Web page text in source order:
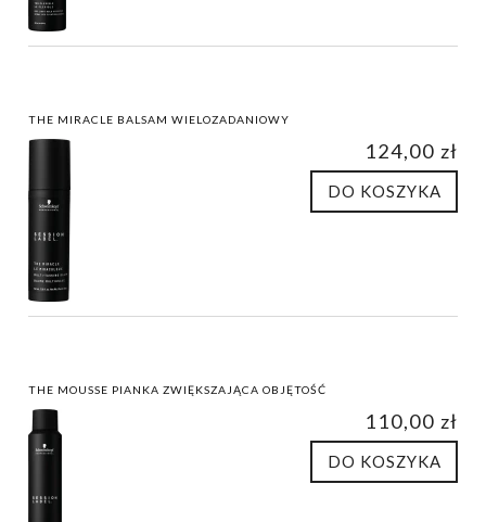
THE MIRACLE BALSAM WIELOZADANIOWY
124,00 zł
DO KOSZYKA
THE MOUSSE PIANKA ZWIĘKSZAJĄCA OBJĘTOŚĆ
110,00 zł
DO KOSZYKA